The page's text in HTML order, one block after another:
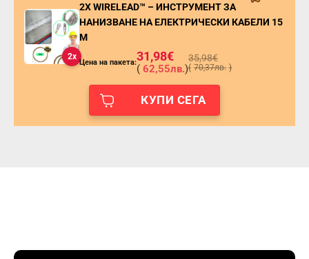
2x
2X WIRELEAD™ – ИНСТРУМЕНТ ЗА
НАНИЗВАНЕ НА ЕЛЕКТРИЧЕСКИ КАБЕЛИ 15
М
Цена на пакета:31,98€
( 62,55лв.)
35,98€
( 70,37лв. )
КУПИ СЕГА